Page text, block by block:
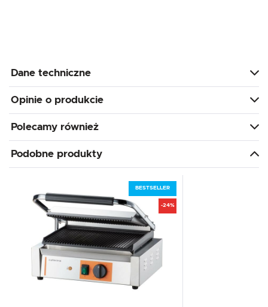
Dane techniczne
Opinie o produkcie
Polecamy również
Podobne produkty
BESTSELLER
-24%